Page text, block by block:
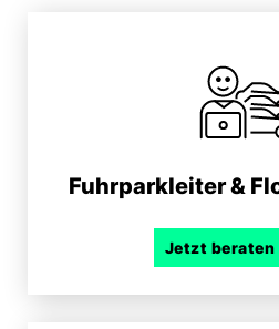
Fuhrpark­leiter &
Jetzt beraten